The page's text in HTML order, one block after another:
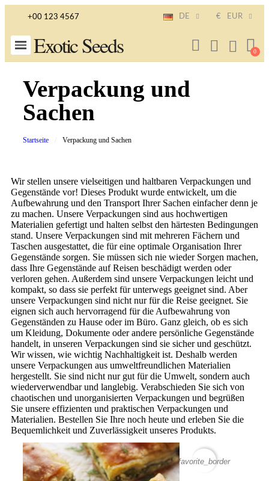
+00 123 4567 DE € EUR
Exotic Seeds
Verpackung und
Sachen
Startseite Verpackung und Sachen
Wir stellen unsere vielseitigen und haltbaren Verpackungen und
Gegenstände vor! Dieses Produkt wurde entwickelt, um die
Aufbewahrung und den Transport Ihrer Sachen einfacher denn je
zu machen. Unsere Verpackungen sind aus hochwertigen
Materialien gefertigt und halten selbst den härtesten Bedingungen
stand. Unsere Verpackungen sind mit mehreren Fächern und
Taschen ausgestattet, die für eine optimale Organisation Ihrer
Gegenstände sorgen. Sie müssen sich nie wieder Sorgen machen,
dass Ihre Gegenstände auf Reisen beschädigt werden oder
verloren gehen. Außerdem sind unsere Verpackungen leicht und
kompakt, so dass sie perfekt für unterwegs geeignet sind. Aber
unsere Verpackungen sind nicht nur für die Reise geeignet. Sie
eignen sich auch hervorragend für die Aufbewahrung von
Gegenständen zu Hause oder im Büro. Ganz gleich, ob es sich
um Kleidung, Dokumente oder andere persönliche Gegenstände
handelt, in unseren Verpackungen sind sie sicher und geschützt.
Wir wissen, wie wichtig Nachhaltigkeit ist. Deshalb werden
unsere Verpackungen aus umweltfreundlichen Materialien
hergestellt. Sie sind nicht nur gut für die Umwelt, sondern auch
wiederverwendbar und langlebig. Verabschieden Sie sich von
chaotischen und unorganisierten Verpackungen und begrüßen
Sie unsere effizienten und praktischen Verpackungen und
Materialien. Bestellen Sie Ihre noch heute und erleben Sie die
Bequemlichkeit und Zuverlässigkeit unseres Produkts.
favorite_border